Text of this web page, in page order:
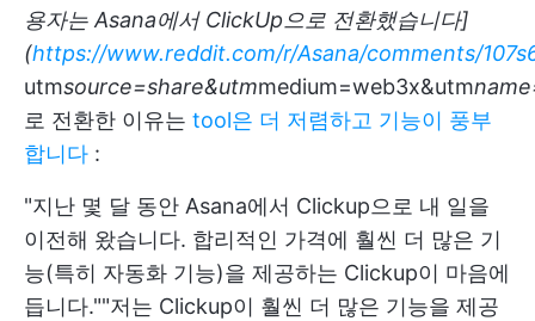
용자는 Asana에서 ClickUp으로 전환했습니다]
(https://www.reddit.com/r/Asana/comments/
utmsource=share&utmmedium=web3x&utm
로 전환한 이유는 tool은 더 저렴하고 기능이 풍부
합니다 :
"지난 몇 달 동안 Asana에서 Clickup으로 내 일을
이전해 왔습니다. 합리적인 가격에 훨씬 더 많은 기
능(특히 자동화 기능)을 제공하는 Clickup이 마음에
듭니다.""저는 Clickup이 훨씬 더 많은 기능을 제공